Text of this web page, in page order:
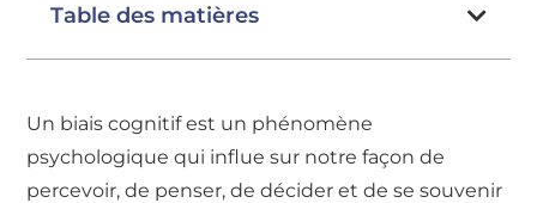
Table des matières
Un biais cognitif est un phénomène
psychologique qui influe sur notre façon de
percevoir, de penser, de décider et de se souvenir